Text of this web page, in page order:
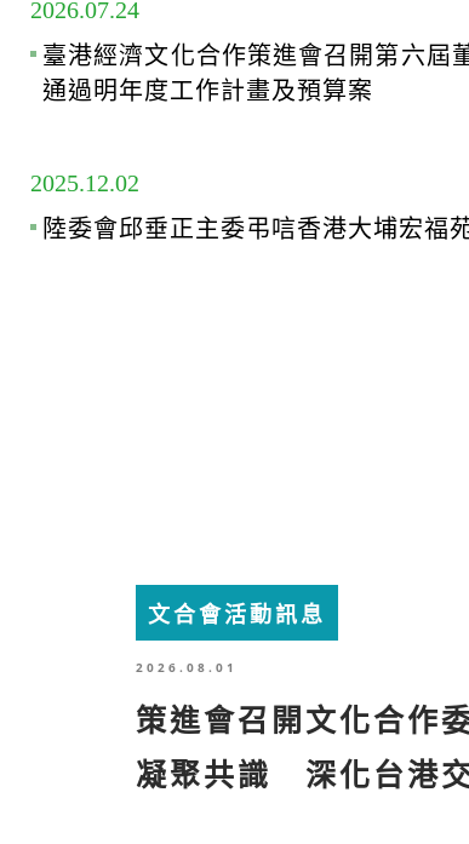
2026.07.24
臺港經濟文化合作策進會召開第六屆
通過明年度工作計畫及預算案
2025.12.02
陸委會邱垂正主委弔唁香港大埔宏福
文合會活動訊息
2026.08.01
策進會召開文化合作
凝聚共識 深化台港